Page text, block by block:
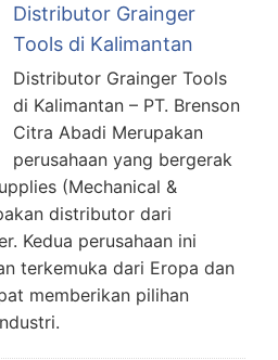
Distributor Grainger
Tools di Kalimantan
Distributor Grainger Tools
di Kalimantan – PT. Brenson
Citra Abadi Merupakan
perusahaan yang bergerak
(Mechanical &
distributor dari
Kedua perusahaan ini
terkemuka dari Eropa dan
memberikan pilihan